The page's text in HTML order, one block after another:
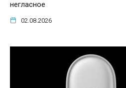
негласное
02.08.2026